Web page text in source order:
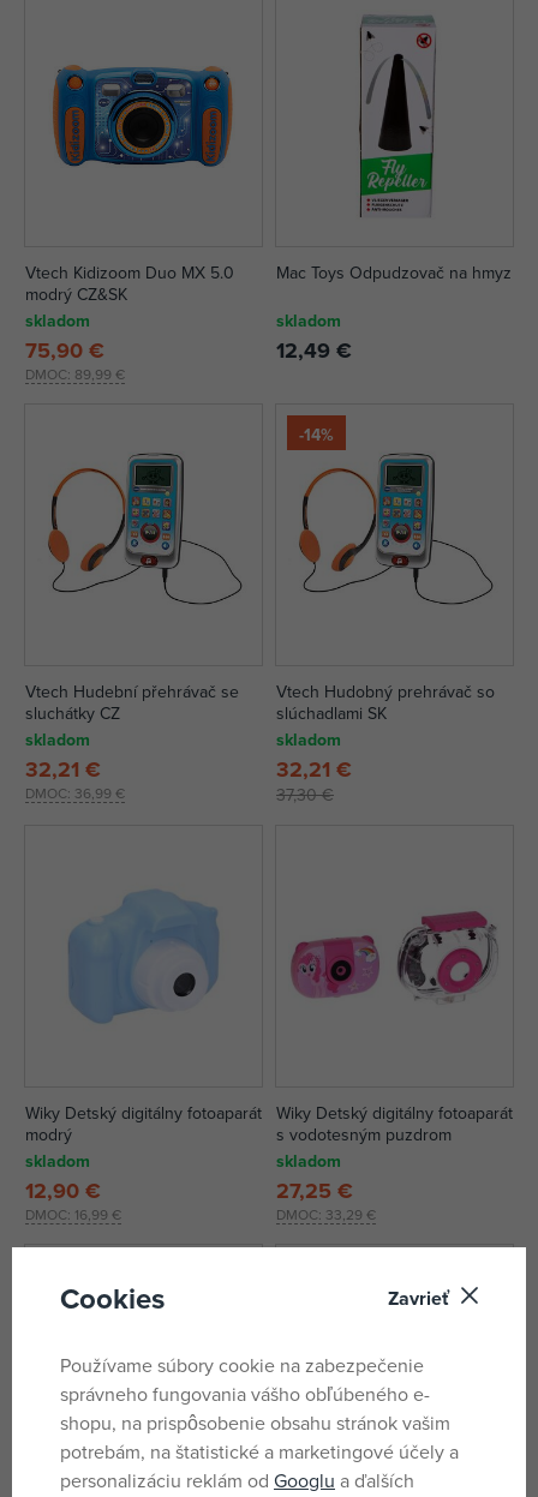
Vtech Kidizoom Duo MX 5.0
modrý CZ&SK
skladom
DMOC: 89,99 €
75,90 €
Mac Toys Odpudzovač na hmyz
skladom
12,49 €
Vtech Hudební přehrávač se
sluchátky CZ
skladom
DMOC: 36,99 €
32,21 €
-14%
Vtech Hudobný prehrávač so
slúchadlami SK
skladom
37,30 €
32,21 €
Wiky Detský digitálny fotoaparát
modrý
skladom
DMOC: 16,99 €
12,90 €
Wiky Detský digitálny fotoaparát
s vodotesným puzdrom
skladom
DMOC: 33,29 €
27,25 €
Cookies Zavrieť
Používame súbory cookie na zabezpečenie
správneho fungovania vášho obľúbeného e-
shopu, na prispôsobenie obsahu stránok vašim
potrebám, na štatistické a marketingové účely a
personalizáciu reklám od Googlu a ďalších